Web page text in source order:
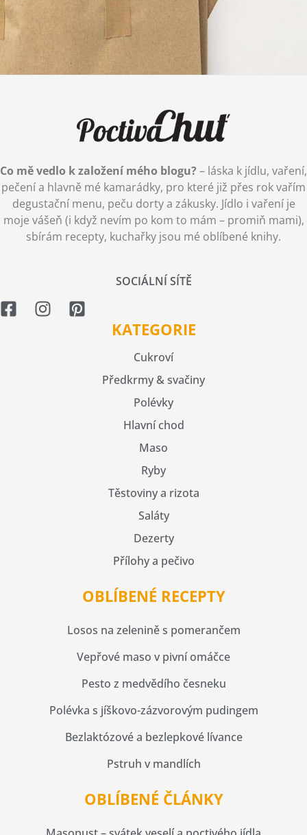
Co mě vedlo k založení mého blogu? – láska k jídlu, vaření,
pečení a hlavně mé kamarádky, pro které již přes rok vařím
degustační menu, peču dorty a zákusky. Jídlo i vaření je
moje vášeň (i když nevím po kom to mám – promiň mami),
sbírám recepty, kuchařky jsou mé oblíbené knihy.
SOCIÁLNÍ SÍTĚ
KATEGORIE
Cukroví
Předkrmy & svačiny
Polévky
Hlavní chod
Maso
Ryby
Těstoviny a rizota
Saláty
Dezerty
Přílohy a pečivo
OBLÍBENÉ RECEPTY
Losos na zelenině s pomerančem
Vepřové maso v pivní omáčce
Pesto z medvědího česneku
Polévka s jíškovo-zázvorovým pudingem
Bezlaktózové a bezlepkové lívance
Pstruh v mandlích
OBLÍBENÉ ČLÁNKY